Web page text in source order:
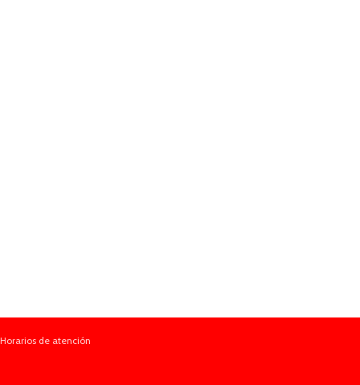
Horarios de atención